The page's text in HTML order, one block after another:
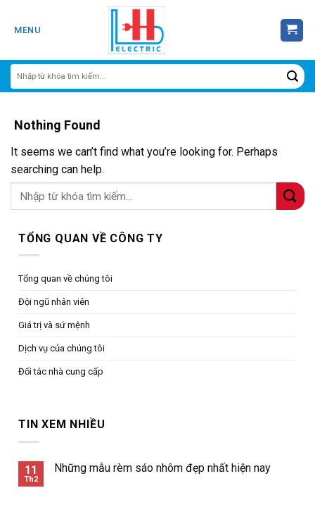
MENU
Nothing Found
It seems we can’t find what you’re looking for. Perhaps
searching can help.
TỔNG QUAN VỀ CÔNG TY
Tổng quan về chúng tôi
Đội ngũ nhân viên
Giá trị và sứ mệnh
Dịch vụ của chúng tôi
Đối tác nhà cung cấp
TIN XEM NHIỀU
11
Th2
Những mẫu rèm sáo nhôm đẹp nhất hiện nay